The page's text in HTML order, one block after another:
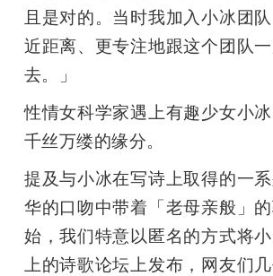
且是对的。当时我加入小冰团
近距离、更专注地跟这个团队
去。」
性情女科学家遇上有趣少女小
千丝万缕的缘分。
提及与小冰在写诗上取得的一
华的口吻中带着「老母亲般」
始，我们特意以匿名的方式将
上的诗歌论坛上发布，网友们